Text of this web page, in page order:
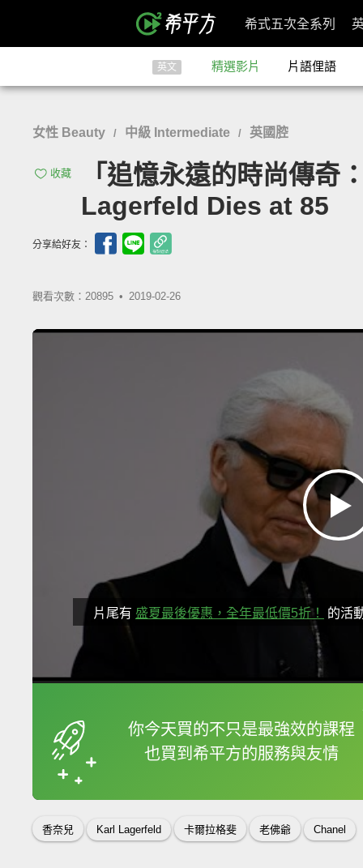
希式五次全系列
英文 精選影片 片語俚語
女性 Beauty / 中級 Intermediate / 英國腔
收藏
「追憶永遠的時尚傳
Lagerfeld Dies at 85
分享給好友：
觀看次數：20895 • 2019-02-26
片尾有 盛夏最後優惠，全年最低價5折！ 的活
你今天買的不只是最強效的課程
也買到希平方的服務與友情
框選或點兩下字幕可
香奈兒 Karl Lagerfeld 卡爾拉格斐 老佛爺 Chanel